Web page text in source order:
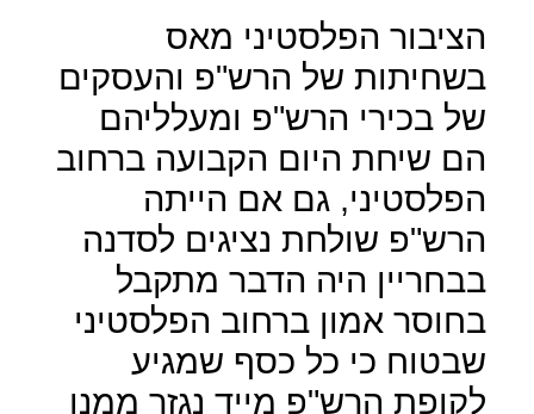
הציבור הפלסטיני מאס
בשחיתות של הרש"פ והעסקים
של בכירי הרש"פ ומעלליהם
הם שיחת היום הקבועה ברחוב
הפלסטיני, גם אם הייתה
הרש"פ שולחת נציגים לסדנה
בבחריין היה הדבר מתקבל
בחוסר אמון ברחוב הפלסטיני
שבטוח כי כל כסף שמגיע
לקופת הרש"פ מייד נגזר ממנו